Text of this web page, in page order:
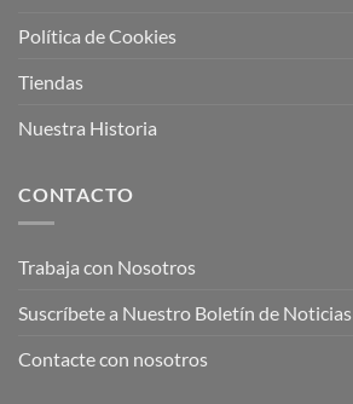
Política de Cookies
Tiendas
Nuestra Historia
CONTACTO
Trabaja con Nosotros
Suscríbete a Nuestro Boletín de Noticias
Contacte con nosotros